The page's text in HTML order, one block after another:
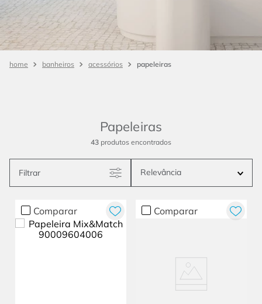
banheiros acessórios papeleiras
Papeleiras
43 produtos
Filtrar Relevância
Comparar Comparar